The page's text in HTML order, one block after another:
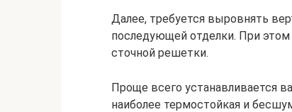
Далее, требуется выровнять
последующей отделки. При
сточной решетки.
Проще всего устанавливается
наиболее термостойкая и